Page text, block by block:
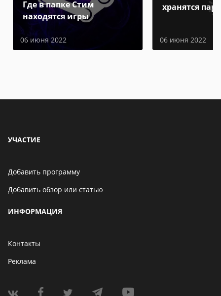
Где в папке Стим
находятся игры
06 июня 2022
хранятся
06 июня 2022
УЧАСТИЕ
Добавить программу
Добавить обзор или статью
ИНФОРМАЦИЯ
Контакты
Реклама